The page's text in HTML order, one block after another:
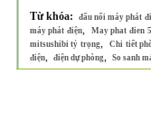
Từ khóa: đấu nối máy phát
máy phát điện, May phat đien
mitsushibi tỷ trọng, Chi tiết
điện, điện dự phòng, So sanh